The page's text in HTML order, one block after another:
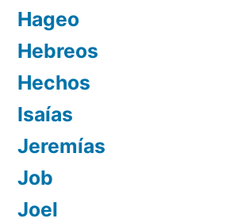
Hageo
Hebreos
Hechos
Isaías
Jeremías
Job
Joel